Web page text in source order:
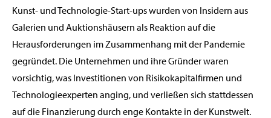
Kunst- und Technologie-Start-ups wurden von Insidern aus
Galerien und Auktionshäusern als Reaktion auf die
Herausforderungen im Zusammenhang mit der Pandemie
gegründet. Die Unternehmen und ihre Gründer waren
vorsichtig, was Investitionen von Risikokapitalfirmen und
Technologieexperten anging, und verließen sich stattdessen
auf die Finanzierung durch enge Kontakte in der Kunstwelt.